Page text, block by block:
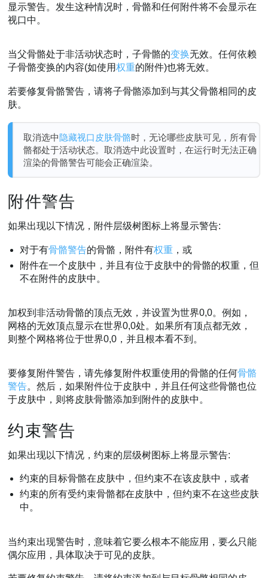
显示警告。发生这种情况时，骨骼和任何附件将不会显示在
视口中。
当父骨骼处于非活动状态时，子骨骼的变换无效。任何依赖
子骨骼变换的内容(如使用权重的附件)也将无效。
若要修复骨骼警告，请将子骨骼添加到与其父骨骼相同的皮
肤。
取消选中隐藏视口皮肤骨骼时，无论哪些皮肤可见，所有骨
骼都处于活动状态。取消选中此设置时，在运行时无法正确
渲染的骨骼警告可能会正确渲染。
附件警告
如果出现以下情况，附件层级树图标上将显示警告:
对于有骨骼警告的骨骼，附件有权重 ，或
附件在一个皮肤中，并且有位于皮肤中的骨骼的权重，但
不在附件的皮肤中。
加权到非活动骨骼的顶点无效，并设置为世界0,0。例如，
网格的无效顶点显示在世界0,0处。如果所有顶点都无效，
则整个网格将位于世界0,0，并且根本看不到。
要修复附件警告，请先修复附件权重使用的骨骼的任何骨骼
警告。然后，如果附件位于皮肤中，并且任何这些骨骼也位
于皮肤中，则将皮肤骨骼添加到附件的皮肤中。
约束警告
如果出现以下情况，约束的层级树图标上将显示警告:
约束的目标骨骼在皮肤中，但约束不在该皮肤中，或者
约束的所有受约束骨骼都在皮肤中，但约束不在这些皮肤
中。
当约束出现警告时，意味着它要么根本不能应用，要么只能
偶尔应用，具体取决于可见的皮肤。